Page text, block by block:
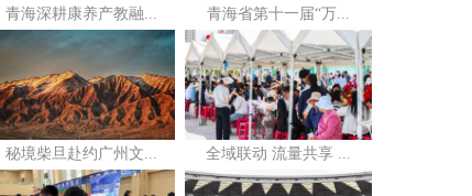
青海深耕康养产教融... 青海省第十一届“万...
秘境柴旦赴约广州文... 全域联动 流量共享 ...